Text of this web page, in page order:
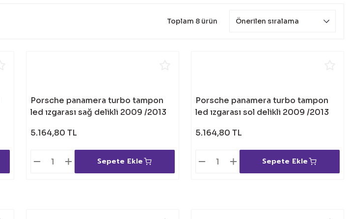
Toplam 8 ürün
Porsche panamera turbo tampon
led ızgarası sağ delikli 2009 /2013
5.164,80 TL
Sepete Ekle
Porsche panamera turbo tampon
led ızgarası sol delikli 2009 /2013
5.164,80 TL
Sepete Ekle